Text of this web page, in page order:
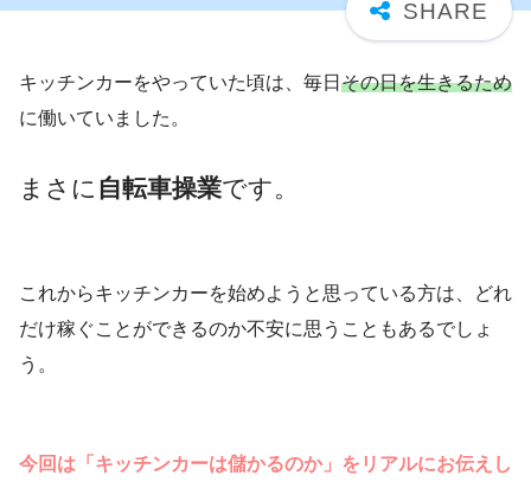
キッチンカーをやっていた頃は、毎日 その日を生きるため
に働いていました。
まさに 自転車操業です。
これからキッチンカーを始めようと思っている方は、どれ
だけ稼ぐことができるのか不安に思うこともあるでしょ
う。
今回は「キッチンカーは儲かるのか」をリアルにお伝えし